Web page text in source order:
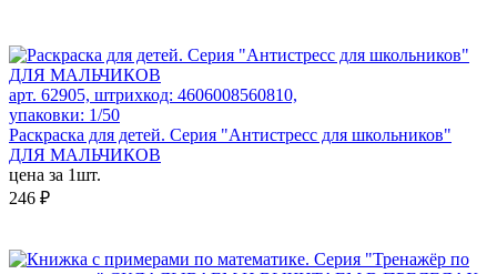
арт. 62905, штрихкод: 4606008560810,
упаковки: 1/50
Раскраска для детей. Серия "Антистресс для школьников"
ДЛЯ МАЛЬЧИКОВ
цена за 1шт.
246 ₽